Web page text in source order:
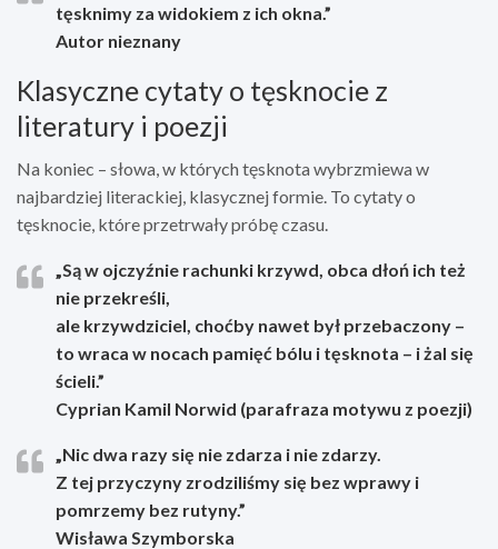
tęsknimy za widokiem z ich okna.”
Autor nieznany
Klasyczne cytaty o tęsknocie z
literatury i poezji
Na koniec – słowa, w których tęsknota wybrzmiewa w
najbardziej literackiej, klasycznej formie. To cytaty o
tęsknocie, które przetrwały próbę czasu.
„Są w ojczyźnie rachunki krzywd, obca dłoń ich też
nie przekreśli,
ale krzywdziciel, choćby nawet był przebaczony –
to wraca w nocach pamięć bólu i tęsknota – i żal się
ścieli.”
Cyprian Kamil Norwid (parafraza motywu z poezji)
„Nic dwa razy się nie zdarza i nie zdarzy.
Z tej przyczyny zrodziliśmy się bez wprawy i
pomrzemy bez rutyny.”
Wisława Szymborska